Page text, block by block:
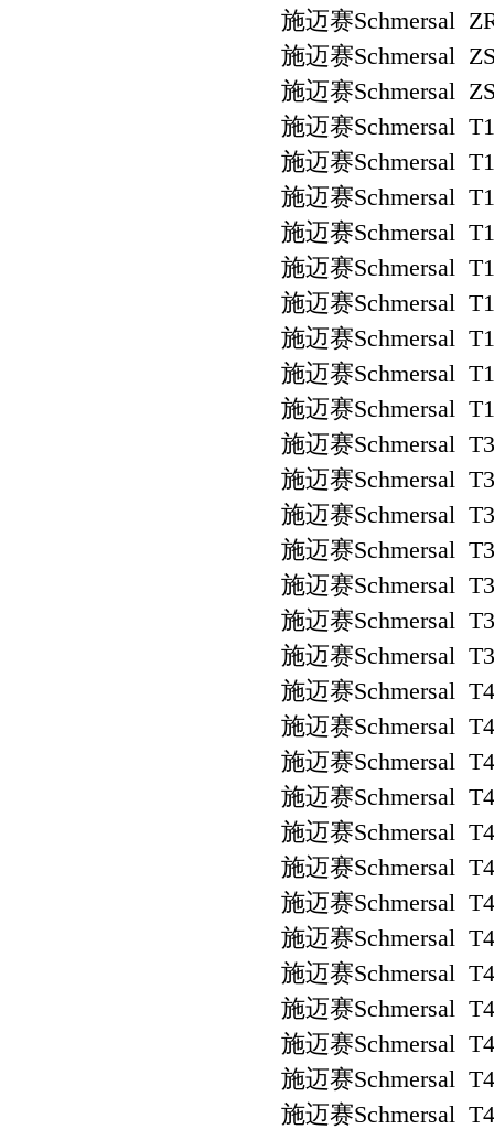
施迈赛Schmersal
施迈赛Schmersal
施迈赛Schmersal
施迈赛Schmersal
施迈赛Schmersal
施迈赛Schmersal
施迈赛Schmersal
施迈赛Schmersal
施迈赛Schmersal
施迈赛Schmersal
施迈赛Schmersal
施迈赛Schmersal
施迈赛Schmersal
施迈赛Schmersal
施迈赛Schmersal
施迈赛Schmersal
施迈赛Schmersal
施迈赛Schmersal
施迈赛Schmersal
施迈赛Schmersal
施迈赛Schmersal
施迈赛Schmersal
施迈赛Schmersal
施迈赛Schmersal
施迈赛Schmersal
施迈赛Schmersal
施迈赛Schmersal
施迈赛Schmersal
施迈赛Schmersal
施迈赛Schmersal
施迈赛Schmersal
施迈赛Schmersal